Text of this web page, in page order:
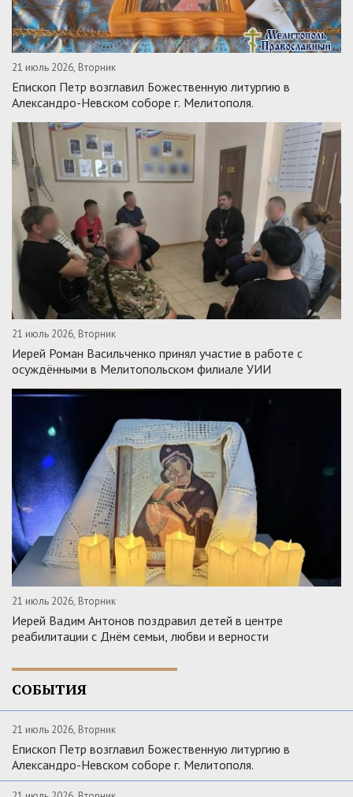
21 июль 2026, Вторник
Епископ Петр возглавил Божественную литургию в
Александро-Невском соборе г. Мелитополя.
21 июль 2026, Вторник
Иерей Роман Васильченко принял участие в работе с
осуждёнными в Мелитопольском филиале УИИ
21 июль 2026, Вторник
Иерей Вадим Антонов поздравил детей в центре
реабилитации с Днём семьи, любви и верности
СОБЫТИЯ
21 июль 2026, Вторник
Епископ Петр возглавил Божественную литургию в
Александро-Невском соборе г. Мелитополя.